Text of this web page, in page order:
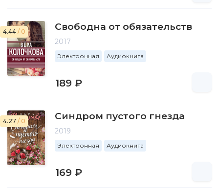
4.44 / 0 Свободна от обязательств
2017
Электронная Аудиокнига
189 ₽
4.27 / 0 Синдром пустого гнезда
2019
Электронная Аудиокнига
169 ₽